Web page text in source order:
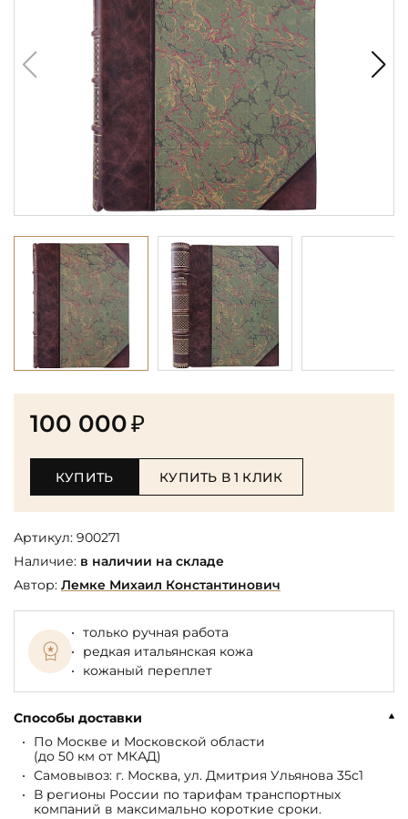
100 000₽
КУПИТЬ КУПИТЬ В 1 КЛИК
Артикул: 900271
Наличие: в наличии на складе
Автор: Лемке Михаил Константинович
только ручная работа
редкая итальянская кожа
кожаный переплет
Способы доставки
По Москве и Московской области
(до 50 км от МКАД)
Самовывоз: г. Москва, ул. Дмитрия Ульянова 35с1
В регионы России по тарифам транспортных
компаний в максимально короткие сроки.